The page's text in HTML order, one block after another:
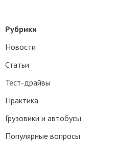
Рубрики
Новости
Статьи
Тест-драйвы
Практика
Грузовики и автобусы
Популярные вопросы